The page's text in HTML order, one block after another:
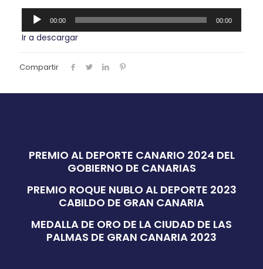
Reproductor
audio
00:00 00:00
Ir a descargar
Compartir
PREMIO AL DEPORTE CANARIO 2024 DEL
GOBIERNO DE CANARIAS
PREMIO ROQUE NUBLO AL DEPORTE 2023
CABILDO DE GRAN CANARIA
MEDALLA DE ORO DE LA CIUDAD DE LAS
PALMAS DE GRAN CANARIA 2023